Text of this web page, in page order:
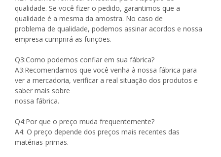
qualidade. Se você fizer o pedido, garantimos que a
qualidade é a mesma da amostra. No caso de
problema de qualidade, podemos assinar acordos e nossa
empresa cumprirá as funções.
Q3:Como podemos confiar em sua fábrica?
A3:Recomendamos que você venha à nossa fábrica para
ver a mercadoria, verificar a real situação dos produtos e
saber mais sobre
nossa fábrica.
Q4:Por que o preço muda frequentemente?
A4: O preço depende dos preços mais recentes das
matérias-primas.